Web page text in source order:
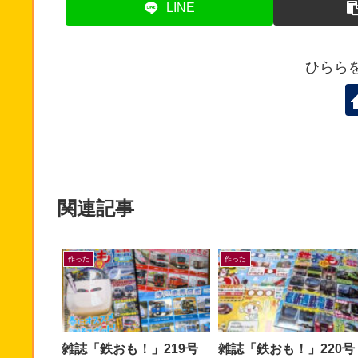
LINE
ひらら
関連記事
作った
雑誌「鉄おも！」219号
作った
雑誌「鉄おも！」220号